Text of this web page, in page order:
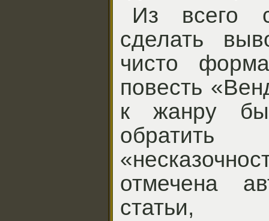
Из всего
сделать
чисто
повесть
к жанру
отмечена
статьи,